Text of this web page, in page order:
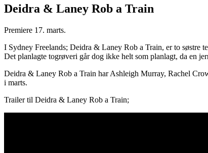
Deidra & Laney Rob a Train
Premiere 17. marts.
I Sydney Freelands; Deidra & Laney Rob a Train, er to søstre
Det planlagte togrøveri går dog ikke helt som planlagt, da en
Deidra & Laney Rob a Train har Ashleigh Murray, Rachel
i marts.
Trailer til Deidra & Laney Rob a Train;